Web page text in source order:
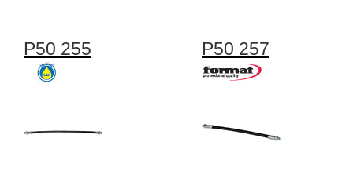
P50 255 P50 257